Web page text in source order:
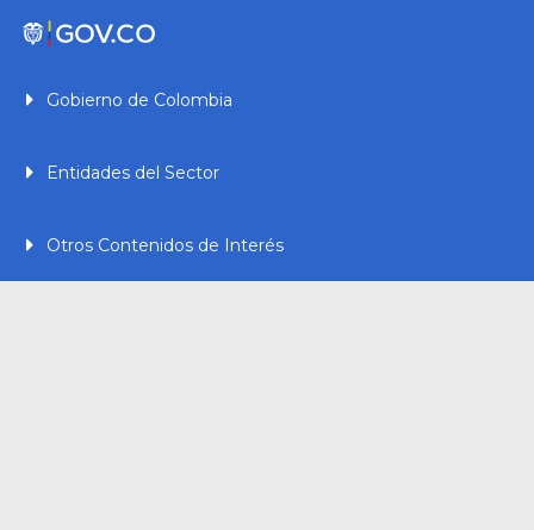
Gobierno de Colombia
Entidades del Sector
Otros Contenidos de Interés